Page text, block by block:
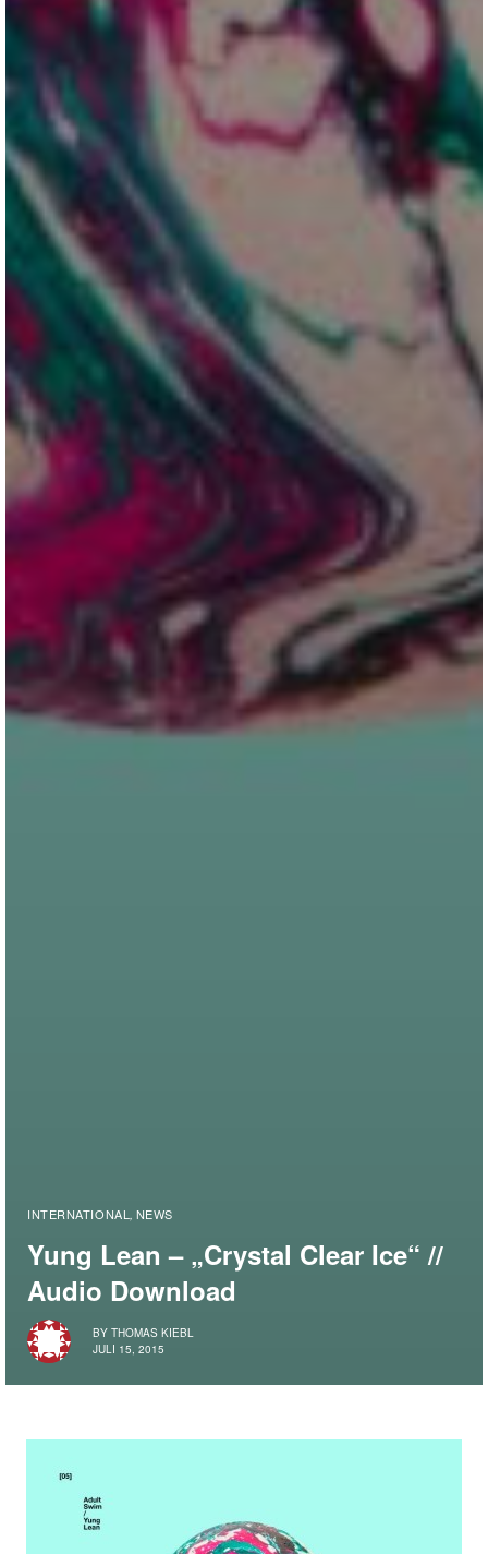
INTERNATIONAL NEWS
Yung Lean – „Crystal Clear Ice“ //
Audio Download
BY THOMAS KIEBL
JULI 15, 2015